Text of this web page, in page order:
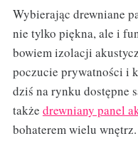
Wybierając drewniane
nie tylko piękna, ale i
bowiem izolacji
poczucie prywatności i
dziś na rynku dostępne
także drewniany panel
bohaterem wielu wnętrz.